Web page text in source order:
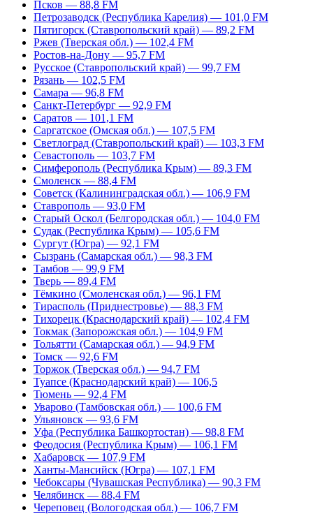
Псков — 88,8 FM
Петрозаводск (Республика Карелия) — 101,0 FM
Пятигорск (Ставропольский край) — 89,2 FM
Ржев (Тверская обл.) — 102,4 FM
Ростов-на-Дону — 95,7 FM
Русское (Ставропольский край) — 99,7 FM
Рязань — 102,5 FM
Самара — 96,8 FM
Санкт-Петербург — 92,9 FM
Саратов — 101,1 FM
Саргатское (Омская обл.) — 107,5 FM
Светлоград (Ставропольский край) — 103,3 FM
Севастополь — 103,7 FM
Симферополь (Республика Крым) — 89,3 FM
Смоленск — 88,4 FM
Советск (Калининградская обл.) — 106,9 FM
Ставрополь — 93,0 FM
Старый Оскол (Белгородская обл.) — 104,0 FM
Судак (Республика Крым) — 105,6 FM
Сургут (Югра) — 92,1 FM
Сызрань (Самарская обл.) — 98,3 FM
Тамбов — 99,9 FM
Тверь — 89,4 FM
Тёмкино (Смоленская обл.) — 96,1 FM
Тирасполь (Приднестровье) — 88,3 FM
Тихорецк (Краснодарский край) — 102,4 FM
Токмак (Запорожская обл.) — 104,9 FM
Тольятти (Самарская обл.) — 94,9 FM
Томск — 92,6 FM
Торжок (Тверская обл.) — 94,7 FM
Туапсе (Краснодарский край) — 106,5
Тюмень — 92,4 FM
Уварово (Тамбовская обл.) — 100,6 FM
Ульяновск — 93,6 FM
Уфа (Республика Башкортостан) — 98,8 FM
Феодосия (Республика Крым) — 106,1 FM
Хабаровск — 107,9 FM
Ханты-Мансийск (Югра) — 107,1 FM
Чебоксары (Чувашская Республика) — 90,3 FM
Челябинск — 88,4 FM
Череповец (Вологодская обл.) — 106,7 FM